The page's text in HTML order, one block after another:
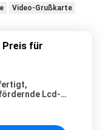
Video-Grußkarte
Preis für
Lcd-